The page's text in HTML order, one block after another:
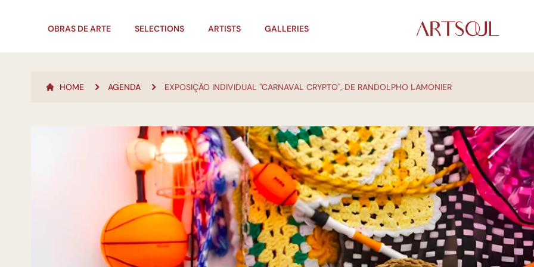
OBRAS DE ARTE SELECTIONS ARTISTS GALLERIES
HOME AGENDA EXPOSIÇÃO INDIVIDUAL "CARNAVAL CRYPTO", DE RANDOLPHO LAMONIER